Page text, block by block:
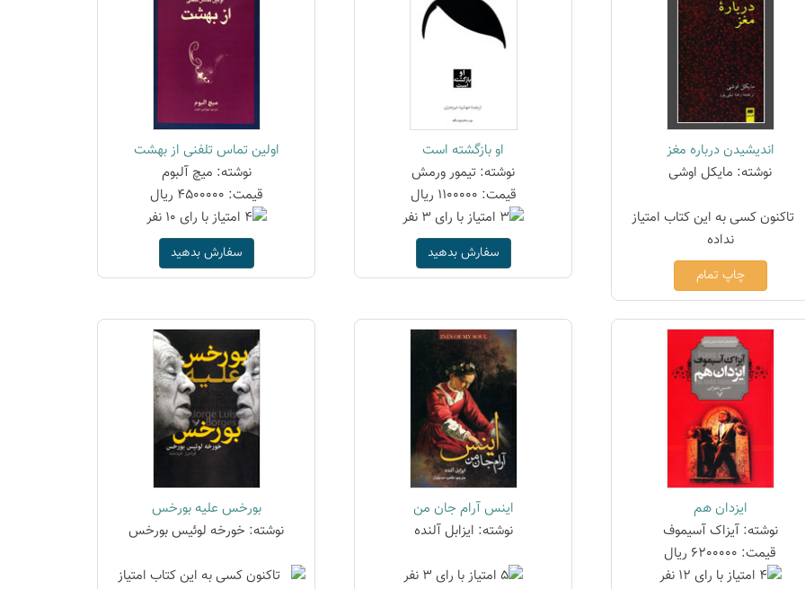
اندیشیدن درباره مغز
نوشته: مایکل اوشی
چاپ تمام
او بازگشته است
نوشته: تیمور ورمش
قیمت: 1100000 ریال
سفارش بدهید
اولین تماس تلفنی از بهشت
نوشته: میچ آلبوم
قیمت: 4500000 ریال
سفارش بدهید
ایزدان هم
نوشته: آیزاک آسیموف
قیمت: 6200000 ریال
اینس آرام جان من
نوشته: ایزابل آلنده
بورخس علیه بورخس
نوشته: خورخه لوئیس بورخس